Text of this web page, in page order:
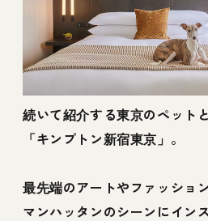
続いて紹介する東京のペット
「キンプトン新宿東京」。
最先端のアートやファッショ
マンハッタンのシーンにイン